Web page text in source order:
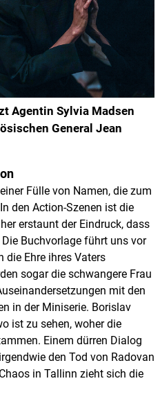
Agentin Sylvia Madsen
General Jean
Fülle von Namen, die zum
den Action-Szenen ist die
erstaunt der Eindruck, dass
Buchvorlage führt uns vor
die Ehre ihres Vaters
sogar die schwangere Frau
mit den
in der Miniserie. Borislav
ist zu sehen, woher die
Einem dürren Dialog
den Tod von Radovan
in Tallinn zieht sich die